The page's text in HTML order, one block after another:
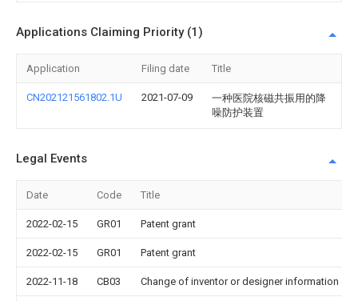
Applications Claiming Priority (1)
Application Filing date Title
CN202121561802.1U 2021-07-09
一种医院核磁共振用的降
噪防护装置
Legal Events
Date Code Title
2022-02-15 GR01 Patent grant
2022-02-15 GR01 Patent grant
2022-11-18 CB03 Change of inventor or designer information